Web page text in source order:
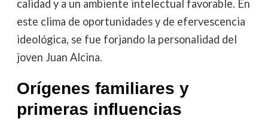
calidad y a un ambiente intelectual favorable. En
este clima de oportunidades y de efervescencia
ideológica, se fue forjando la personalidad del
joven Juan Alcina.
Orígenes familiares y
primeras influencias